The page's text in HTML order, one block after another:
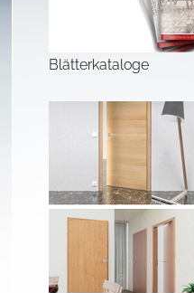
Blätterkataloge